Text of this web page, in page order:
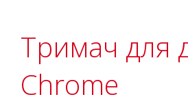
Тримач для
Chrome